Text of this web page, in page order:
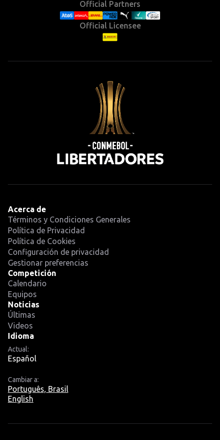
Official Partners
Official Licensee
Acerca de
Términos y Condiciones Generales
Política de Privacidad
Política de Cookies
Configuración de privacidad
Gestionar preferencias
Competición
Calendario
Equipos
Noticias
Últimas
Videos
Idioma
Actual:
Español
Cambiar a:
Português, Brasil
English